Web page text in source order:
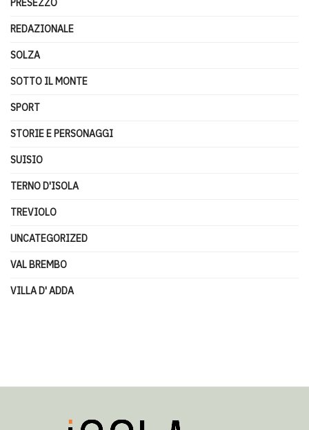
PRESEZZO
REDAZIONALE
SOLZA
SOTTO IL MONTE
SPORT
STORIE E PERSONAGGI
SUISIO
TERNO D'ISOLA
TREVIOLO
UNCATEGORIZED
VAL BREMBO
VILLA D' ADDA